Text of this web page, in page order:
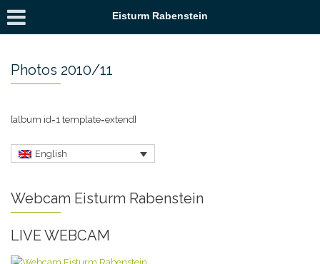
Eisturm Rabenstein
Photos 2010/11
[album id=1 template=extend]
English
Webcam Eisturm Rabenstein
LIVE WEBCAM